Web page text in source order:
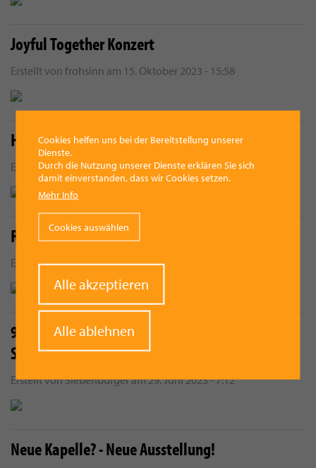
Joyful Together Konzert
Erstellt von frohsinn am 15. Oktober 2023 - 15:58
Hallo Kulturvilla Vorchdorf!
Erstellt von vmediaam 5. Oktober 2023 - 10:00
Reife Models ab 65 für Portraits gesucht!
Erstellt vonvmediaam30. August 2023 - 9:42
94,07 Punkte - Ausgezeichneter Erfolg für MV
Siebenbürger
Erstellt vonSiebenbürgeram29. Juni 2023 - 7:12
Neue Kapelle? - Neue Ausstellung!
Cookies helfen uns bei der Bereitstellung unserer
Dienste.
Durch die Nutzung unserer Dienste erklären Sie sich
damit einverstanden, dass wir Cookies setzen.
Mehr Info
Cookies auswählen
Alle akzeptieren
Alle ablehnen